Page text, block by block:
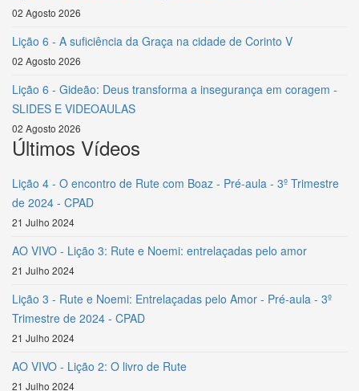
02 Agosto 2026
Lição 6 - A suficiência da Graça na cidade de Corinto V
02 Agosto 2026
Lição 6 - Gideão: Deus transforma a insegurança em coragem -
SLIDES E VIDEOAULAS
02 Agosto 2026
Últimos Vídeos
Lição 4 - O encontro de Rute com Boaz - Pré-aula - 3º Trimestre
de 2024 - CPAD
21 Julho 2024
AO VIVO - Lição 3: Rute e Noemi: entrelaçadas pelo amor
21 Julho 2024
Lição 3 - Rute e Noemi: Entrelaçadas pelo Amor - Pré-aula - 3º
Trimestre de 2024 - CPAD
21 Julho 2024
AO VIVO - Lição 2: O livro de Rute
21 Julho 2024